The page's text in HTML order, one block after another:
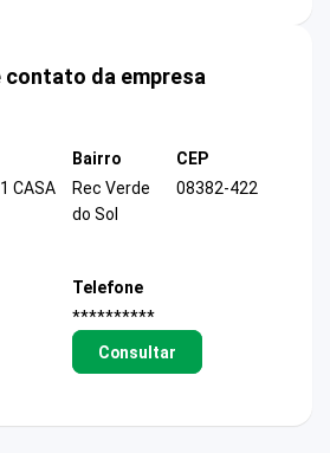
contato da empresa
CASA
Bairro
Rec Verde
do Sol
CEP
08382-422
Telefone
**********
Consultar